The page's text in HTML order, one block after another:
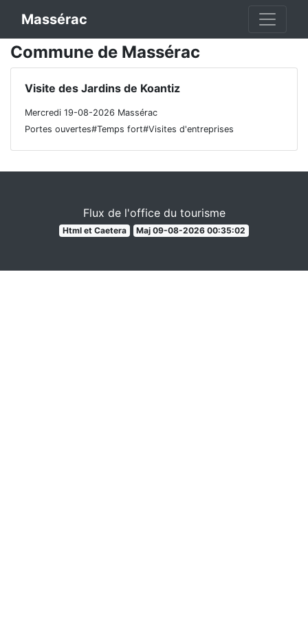
Massérac
Commune de Massérac
Visite des Jardins de Koantiz
Mercredi 19-08-2026 Massérac
Portes ouvertes#Temps fort#Visites d'entreprises
Flux de l'office du tourisme
Html et Caetera Maj 09-08-2026 00:35:02